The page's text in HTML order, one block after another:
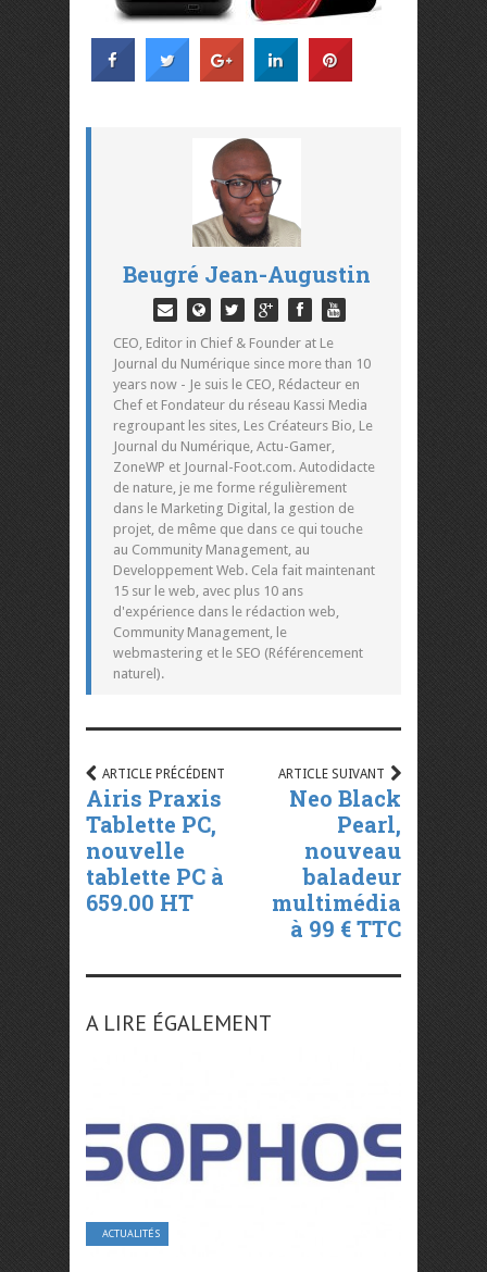
Beugré Jean-Augustin
CEO, Editor in Chief & Founder at Le
Journal du Numérique since more than 10
years now - Je suis le CEO, Rédacteur en
Chef et Fondateur du réseau Kassi Media
regroupant les sites, Les Créateurs Bio, Le
Journal du Numérique, Actu-Gamer,
ZoneWP et Journal-Foot.com. Autodidacte
de nature, je me forme régulièrement
dans le Marketing Digital, la gestion de
projet, de même que dans ce qui touche
au Community Management, au
Developpement Web. Cela fait maintenant
15 sur le web, avec plus 10 ans
d'expérience dans le rédaction web,
Community Management, le
webmastering et le SEO (Référencement
naturel).
ARTICLE PRÉCÉDENT
Airis Praxis
Tablette PC,
nouvelle
tablette PC à
659.00 HT
ARTICLE SUIVANT
Neo Black
Pearl,
nouveau
baladeur
multimédia
à 99 € TTC
A LIRE ÉGALEMENT
ACTUALITÉS